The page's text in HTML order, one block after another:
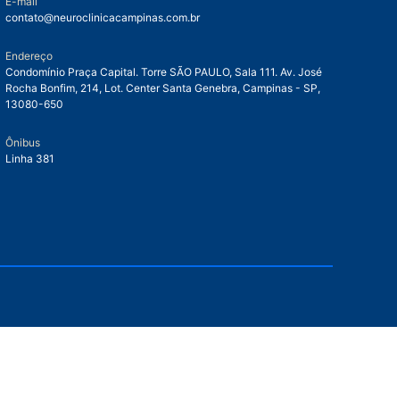
contato@neuroclinicacampinas.com.br
Endereço
Condomínio Praça Capital. Torre SÃO PAULO, Sala 111. Av. José
Rocha Bonfim, 214, Lot. Center Santa Genebra, Campinas - SP,
13080-650
Ônibus
Linha 381